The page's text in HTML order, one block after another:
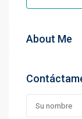
About Me